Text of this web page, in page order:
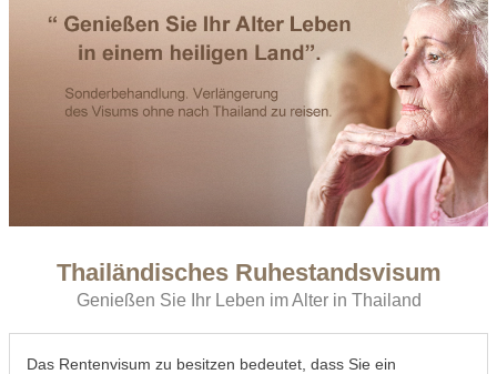
Thailändisches Ruhestandsvisum
Genießen Sie Ihr Leben im Alter in Thailand
Das Rentenvisum zu besitzen bedeutet, dass Sie ein